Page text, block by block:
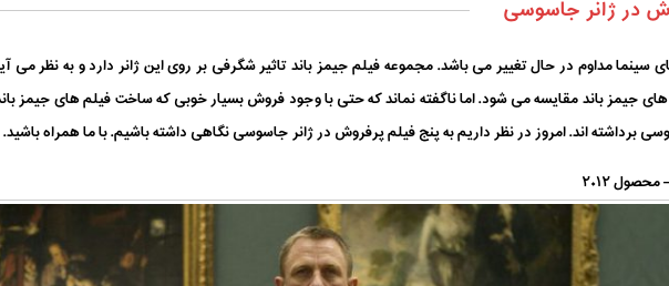
در ژانر جاسوسی
سینما مداوم در حال تغییر می باشد. مجموعه فیلم جیمز باند تاثیر شگرفی بر روی این ژانر دارد و به
جیمز باند مقایسه می شود. اما ناگفته نماند که حتی با وجود فروش بسیار خوبی که ساخت فیلم های جیمز
برداشته اند. امروز در نظر داریم به پنج فیلم پرفروش در ژانر جاسوسی نگاهی داشته باشیم. با ما همراه باشید.